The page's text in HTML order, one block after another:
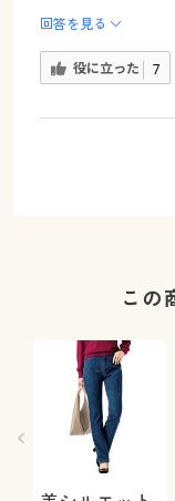
回答を見る
役に立った 7
この